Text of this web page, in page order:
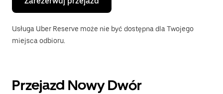
Usługa Uber Reserve może nie być dostępna dla Twojego
miejsca odbioru.
Przejazd Nowy Dwór